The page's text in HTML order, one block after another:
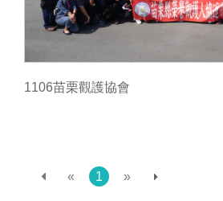
1106苗栗觀護協會
« 1 »